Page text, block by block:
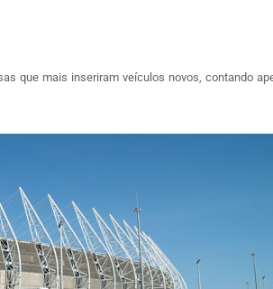
que mais inseriram veículos novos, contando